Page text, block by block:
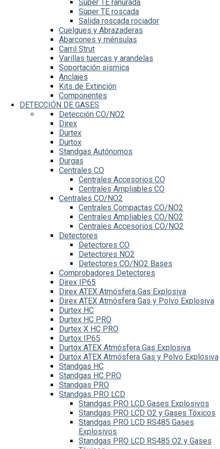
Super TE ranurada
Super TE roscada
Salida roscada rociador
Cuelgues y Abrazaderas
Abarcones y ménsulas
Carril Strut
Varillas tuercas y arandelas
Soportación sísmica
Anclajes
Kits de Extinción
Componentes
DETECCIÓN DE GASES
Detección CO/NO2
Direx
Durtex
Durtox
Standgas Autónomos
Durgas
Centrales CO
Centrales Accesorios CO
Centrales Ampliables CO
Centrales CO/NO2
Centrales Compactas CO/NO2
Centrales Ampliables CO/NO2
Centrales Accesorios CO/NO2
Detectores
Detectores CO
Detectores NO2
Detectores CO/NO2 Bases
Comprobadores Detectores
Direx IP65
Direx ATEX Atmósfera Gas Explosiva
Direx ATEX Atmósfera Gas y Polvo Explosiva
Durtex HC
Durtex HC PRO
Durtex X HC PRO
Durtox IP65
Durtox ATEX Atmósfera Gas Explosiva
Durtox ATEX Atmósfera Gas y Polvo Explosiva
Standgas HC
Standgas HC PRO
Standgas PRO
Standgas PRO LCD
Standgas PRO LCD Gases Explosivos
Standgas PRO LCD O2 y Gases Tóxicos
Standgas PRO LCD RS485 Gases
Explosivos
Standgas PRO LCD RS485 O2 y Gases